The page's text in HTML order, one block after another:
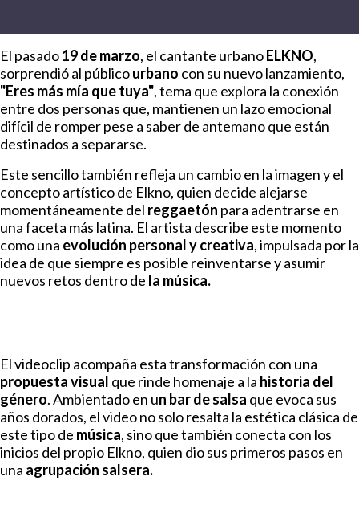
El pasado19 de marzo, el cantante urbanoELKNO,
sorprendió al públicourbano con su nuevo lanzamiento,
"Eres más mía que tuya", tema que explora la conexión
entre dos personas que, mantienen un lazo emocional
difícil de romper pese a saber de antemano que están
destinados a separarse.
Este sencillo también refleja un cambio en la imagen y el
concepto artístico de Elkno, quien decide alejarse
momentáneamente del reggaetón para adentrarse en
una faceta más latina. El artista describe este momento
como una evolución personaly creativa, impulsada por la
idea de que siempre es posible reinventarse y asumir
nuevos retos dentro de la música.
El videoclip acompaña esta transformación con una
propuesta visual que rinde homenaje a la historia del
género. Ambientado en un bar de salsa que evoca sus
años dorados, el video no solo resalta la estética clásica de
este tipo de música, sino que también conecta con los
inicios del propio Elkno, quien dio sus primeros pasos en
una agrupación salsera.